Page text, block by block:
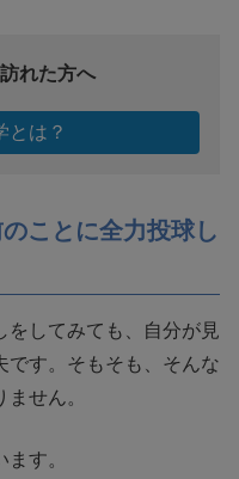
れた方へ
とは？
ことに全力投球し
をしてみても、自分が見
です。そもそも、そんな
せん。
す。